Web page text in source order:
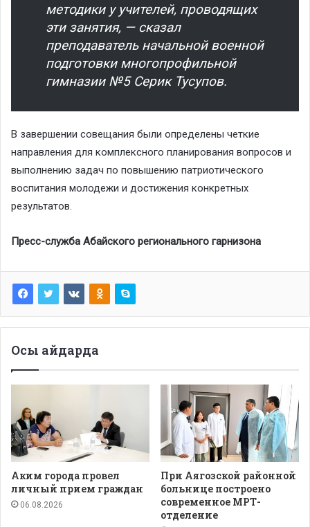
методики у учителей, проводящих
эти занятия, — сказал
преподаватель начальной военной
подготовки многопрофильной
гимназии №5 Серик Тусупов.
В завершении совещания были определены четкие
направления для комплексного планирования вопросов и
выполнению задач по повышению патриотического
воспитания молодежи и достижения конкретных
результатов.
Пресс-служба Абайского регионального гарнизона
Осы айдарда
Аким города провел
личный прием граждан
06.08.2026
При Аягозской районной
больнице построено
современное МРТ-
отделение